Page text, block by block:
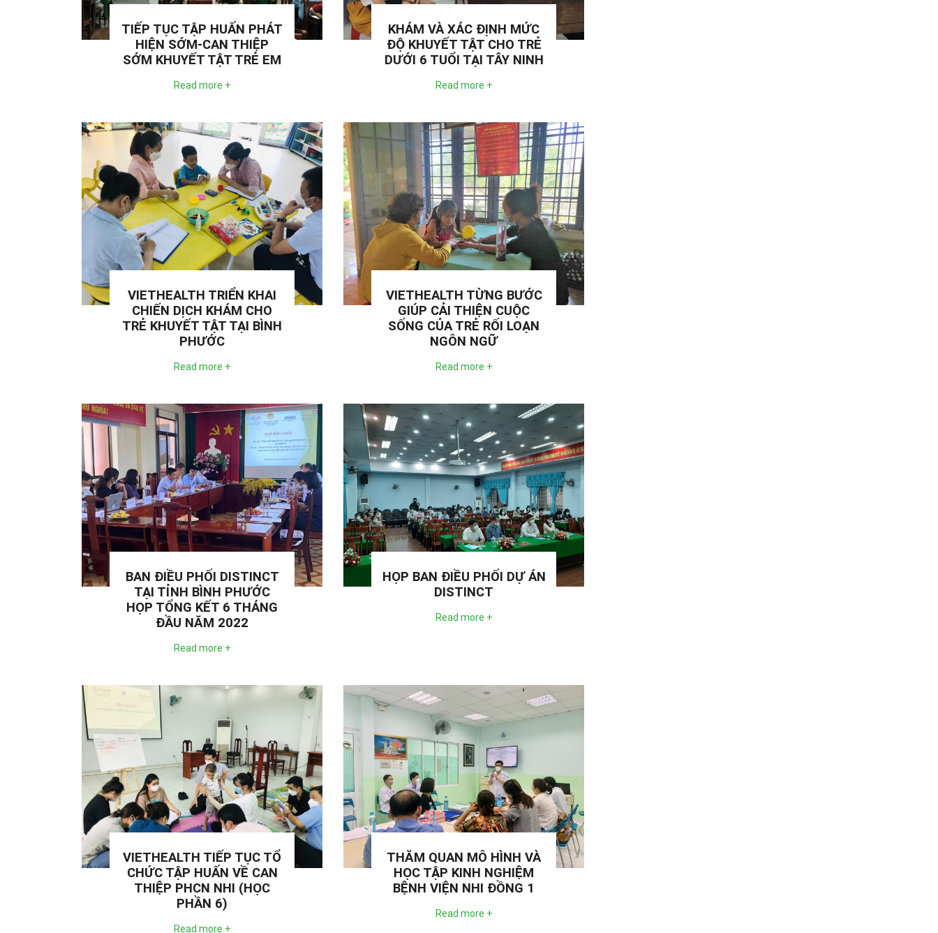
TIẾP TỤC TẬP HUẤN PHÁT
HIỆN SỚM-CAN THIỆP
SỚM KHUYẾT TẬT TRẺ EM
Read more +
KHÁM VÀ XÁC ĐỊNH MỨC
ĐỘ KHUYẾT TẬT CHO TRẺ
DƯỚI 6 TUỔI TẠI TÂY NINH
Read more +
VIETHEALTH TRIỂN KHAI
CHIẾN DỊCH KHÁM CHO
TRẺ KHUYẾT TẬT TẠI BÌNH
PHƯỚC
Read more +
VIETHEALTH TỪNG BƯỚC
GIÚP CẢI THIỆN CUỘC
SỐNG CỦA TRẺ RỐI LOẠN
NGÔN NGỮ
Read more +
BAN ĐIỀU PHỐI DISTINCT
TẠI TỈNH BÌNH PHƯỚC
HỌP TỔNG KẾT 6 THÁNG
ĐẦU NĂM 2022
Read more +
HỌP BAN ĐIỀU PHỐI DỰ ÁN
DISTINCT
Read more +
VIETHEALTH TIẾP TỤC TỔ
CHỨC TẬP HUẤN VỀ CAN
THIỆP PHCN NHI (HỌC
PHẦN 6)
Read more +
THĂM QUAN MÔ HÌNH VÀ
HỌC TẬP KINH NGHIỆM
BỆNH VIỆN NHI ĐỒNG 1
Read more +